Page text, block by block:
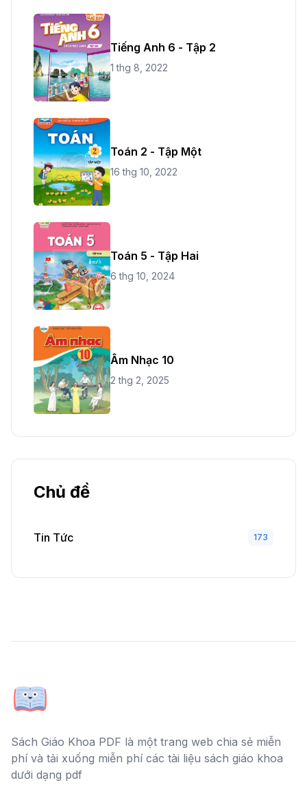
Tiếng Anh 6 - Tập 2
1 thg 8, 2022
Toán 2 - Tập Một
16 thg 10, 2022
Toán 5 - Tập Hai
6 thg 10, 2024
Âm Nhạc 10
2 thg 2, 2025
Chủ đề
Tin Tức 173
Sách Giáo Khoa PDF là một trang web chia sẻ miễn
phí và tải xuống miễn phí các tài liệu sách giáo khoa
dưới dạng pdf